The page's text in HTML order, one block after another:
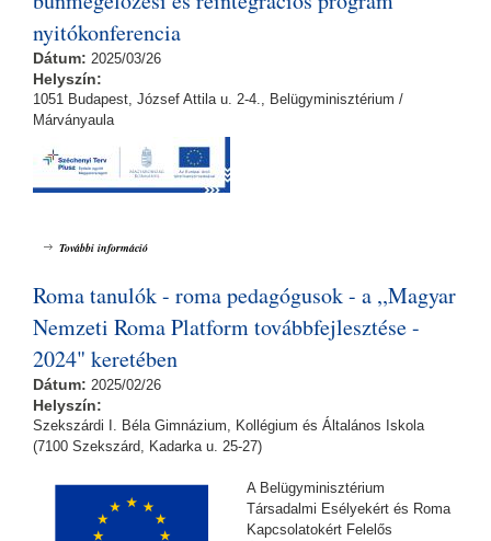
nyitókonferencia
Dátum: 2025/03/26
Helyszín:
1051 Budapest, József Attila u. 2-4., Belügyminisztérium /
Márványaula
További információ
Roma tanulók - roma pedagógusok - a ,,Magyar
Nemzeti Roma Platform továbbfejlesztése -
2024" keretében
Dátum: 2025/02/26
Helyszín:
Szekszárdi I. Béla Gimnázium, Kollégium és Általános Iskola
(7100 Szekszárd, Kadarka u. 25-27)
A Belügyminisztérium
Társadalmi Esélyekért és Roma
Kapcsolatokért Felelős